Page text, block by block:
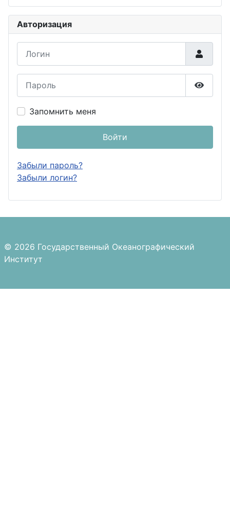
Авторизация
Запомнить меня
Войти
Забыли пароль?
Забыли логин?
© 2026 Государственный Океанографический
Институт